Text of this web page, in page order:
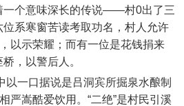
一个意味深长的传说——村0出了三
系寒窗苦读考取功名，村人允许
以示荣耀；而有一位是花钱捐来
，以警后人。
一口据说是吕洞宾所掘泉水酿制
严嵩酷爱饮用。“二绝”是村民引溪